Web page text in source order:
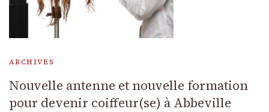
ARCHIVES
Nouvelle antenne et nouvelle formation
pour devenir coiffeur(se) à Abbeville